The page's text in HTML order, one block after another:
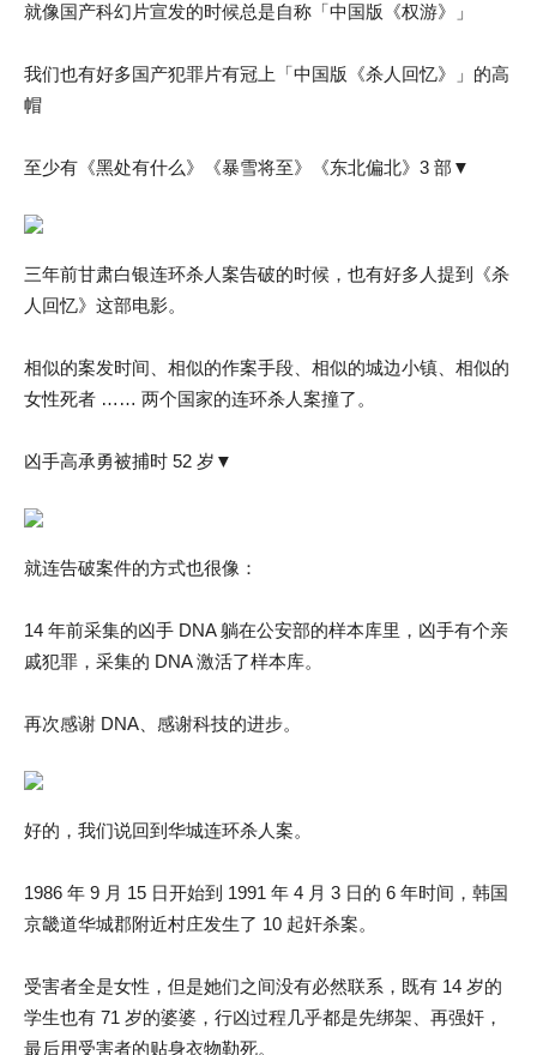
就像国产科幻片宣发的时候总是自称「中国版《权游》」
我们也有好多国产犯罪片有冠上「中国版《杀人回忆》」的高
帽
至少有《黑处有什么》《暴雪将至》《东北偏北》3 部▼
三年前甘肃白银连环杀人案告破的时候，也有好多人提到《杀
人回忆》这部电影。
相似的案发时间、相似的作案手段、相似的城边小镇、相似的
女性死者 …… 两个国家的连环杀人案撞了。
凶手高承勇被捕时 52 岁▼
就连告破案件的方式也很像：
14 年前采集的凶手 DNA 躺在公安部的样本库里，凶手有个亲
戚犯罪，采集的 DNA 激活了样本库。
再次感谢 DNA、感谢科技的进步。
好的，我们说回到华城连环杀人案。
1986 年 9 月 15 日开始到 1991 年 4 月 3 日的 6 年时间，韩国
京畿道华城郡附近村庄发生了 10 起奸杀案。
受害者全是女性，但是她们之间没有必然联系，既有 14 岁的
学生也有 71 岁的婆婆，行凶过程几乎都是先绑架、再强奸，
最后用受害者的贴身衣物勒死。